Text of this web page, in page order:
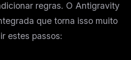
regras. O Antigravity
que torna isso muito
estes passos: